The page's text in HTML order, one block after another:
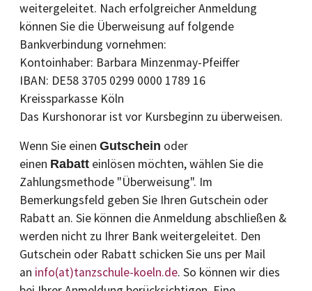
weitergeleitet. Nach erfolgreicher Anmeldung
können Sie die Überweisung auf folgende
Bankverbindung vornehmen:
Kontoinhaber: Barbara Minzenmay-Pfeiffer
IBAN: DE58 3705 0299 0000 1789 16
Kreissparkasse Köln
Das Kurshonorar ist vor Kursbeginn zu überweisen.
Wenn Sie einen Gutschein oder
einen Rabatt einlösen möchten, wählen Sie die
Zahlungsmethode "Überweisung". Im
Bemerkungsfeld geben Sie Ihren Gutschein oder
Rabatt an. Sie können die Anmeldung abschließen &
werden nicht zu Ihrer Bank weitergeleitet. Den
Gutschein oder Rabatt schicken Sie uns per Mail
an info(at)tanzschule-koeln.de. So können wir dies